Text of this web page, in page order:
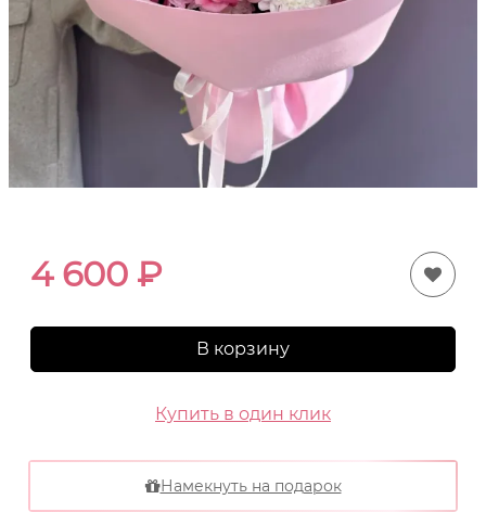
4 600 ₽
В корзину
Купить в один клик
Намекнуть на подарок